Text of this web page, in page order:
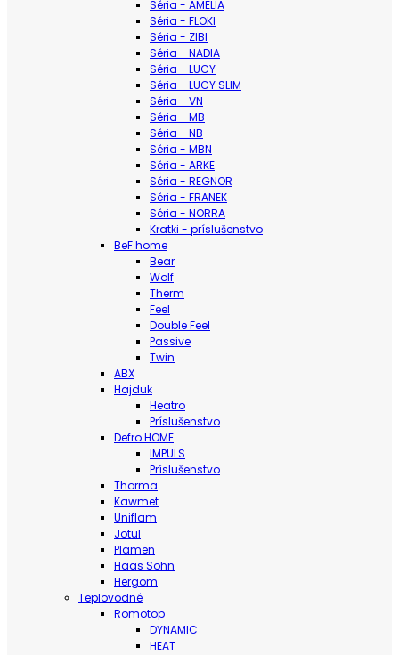
Séria - AMELIA
Séria - FLOKI
Séria - ZIBI
Séria - NADIA
Séria - LUCY
Séria - LUCY SLIM
Séria - VN
Séria - MB
Séria - NB
Séria - MBN
Séria - ARKE
Séria - REGNOR
Séria - FRANEK
Séria - NORRA
Kratki - príslušenstvo
BeF home
Bear
Wolf
Therm
Feel
Double Feel
Passive
Twin
ABX
Hajduk
Heatro
Príslušenstvo
Defro HOME
IMPULS
Príslušenstvo
Thorma
Kawmet
Uniflam
Jotul
Plamen
Haas Sohn
Hergom
Teplovodné
Romotop
DYNAMIC
HEAT